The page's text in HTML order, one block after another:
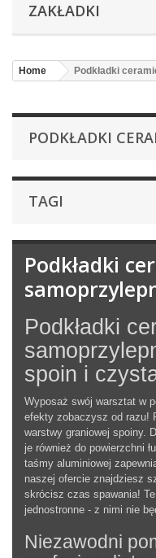
ZAKŁADKI
Home Podkładki
PODKŁADKI
TAGI
Podkładki
Podkładki
spoin i
Wyposaż swój warsztat w
efekty zobaczysz od razu!
warstwy graniowej spoiny.
je również do powierzchni
taśmy aluminiowej
naszej ofercie znajdziesz
skrócisz czas spawania!
jednostronne - z nimi nie
Niezawodni